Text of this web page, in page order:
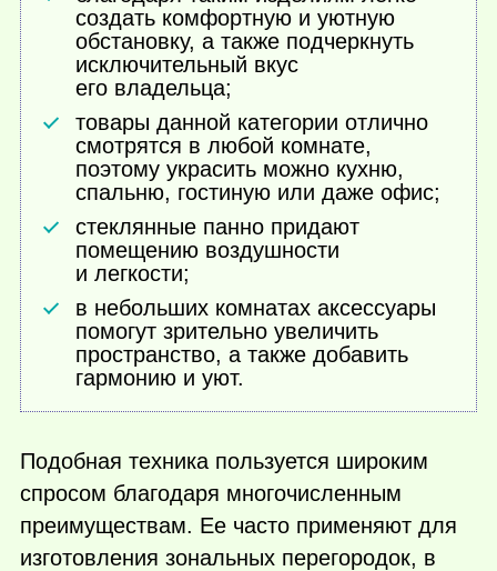
создать комфортную и уютную
обстановку, а также подчеркнуть
исключительный вкус
его владельца;
товары данной категории отлично
смотрятся в любой комнате,
поэтому украсить можно кухню,
спальню, гостиную или даже офис;
стеклянные панно придают
помещению воздушности
и легкости;
в небольших комнатах аксессуары
помогут зрительно увеличить
пространство, а также добавить
гармонию и уют.
Подобная техника пользуется широким
спросом благодаря многочисленным
преимуществам. Ее часто применяют для
изготовления зональных перегородок, в